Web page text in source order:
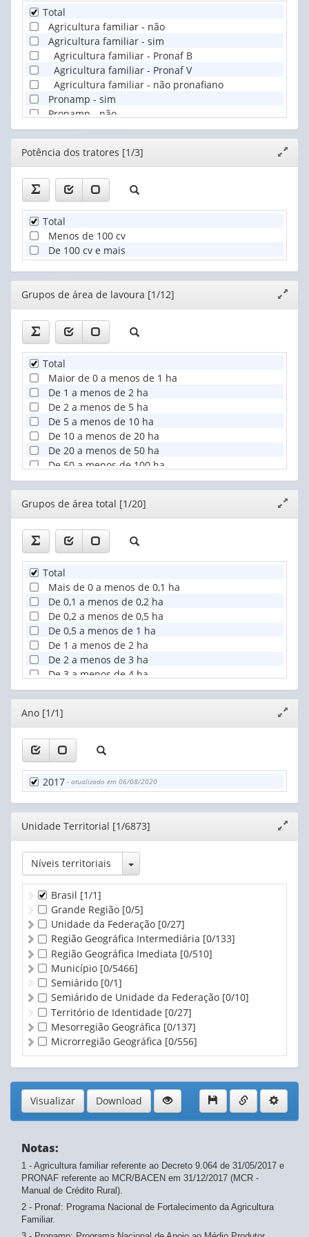
Total
Agricultura familiar - não
Agricultura familiar - sim
Agricultura familiar - Pronaf B
Agricultura familiar - Pronaf V
Agricultura familiar - não pronafiano
Pronamp - sim
Pronamp - não
Editor
janela
Potência dos tratores [1/3]
Total
Menos de 100 cv
De 100 cv e mais
Editor
janela
Grupos de área de lavoura [1/12]
Total
Maior de 0 a menos de 1 ha
De 1 a menos de 2 ha
De 2 a menos de 5 ha
De 5 a menos de 10 ha
De 10 a menos de 20 ha
De 20 a menos de 50 ha
De 50 a menos de 100 ha
De 100 a menos de 200 ha
De 200 a menos de 500 ha
De 500 e mais ha
Produtor sem área de lavoura
Editor
janela
Grupos de área total [1/20]
Total
Mais de 0 a menos de 0,1 ha
De 0,1 a menos de 0,2 ha
De 0,2 a menos de 0,5 ha
De 0,5 a menos de 1 ha
De 1 a menos de 2 ha
De 2 a menos de 3 ha
De 3 a menos de 4 ha
De 4 a menos de 5 ha
De 5 a menos de 10 ha
De 10 a menos de 20 ha
De 20 a menos de 50 ha
De 50 a menos de 100 ha
De 100 a menos de 200 ha
De 200 a menos de 500 ha
De 500 a menos de 1.000 ha
De 1.000 a menos de 2.500 ha
De 10.000 ha e mais
Editor
janela
Ano [1/1]
2017 - atualizado em 06/08/2020
Editor
janela
Unidade Territorial [1/6873]
Níveis territoriais Toggle Dropdown
Brasil [1/1]
Grande Região [0/5]
Unidade da Federação [0/27]
Região Geográfica Intermediária [0/133]
Região Geográfica Imediata [0/510]
Município [0/5466]
Semiárido [0/1]
Semiárido de Unidade da Federação [0/10]
Território de Identidade [0/27]
Mesorregião Geográfica [0/137]
Microrregião Geográfica [0/556]
Visualizar Download
Notas:
1 - Agricultura familiar referente ao Decreto 9.064 de 31/05/2017 e
PRONAF referente ao MCR/BACEN em 31/12/2017 (MCR -
Manual de Crédito Rural).
2 - Pronaf: Programa Nacional de Fortalecimento da Agricultura
Familiar.